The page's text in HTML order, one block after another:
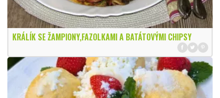
KRÁLÍK SE ŽAMPIONY,FAZOLKAMI A BATÁTOVÝMI CHIPSY